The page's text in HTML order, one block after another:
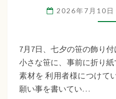
2026年7月10日
7月7日、七夕の笹の飾り付
小さな笹に、事前に折り
素材を 利用者様につけて
願い事を書いてい…